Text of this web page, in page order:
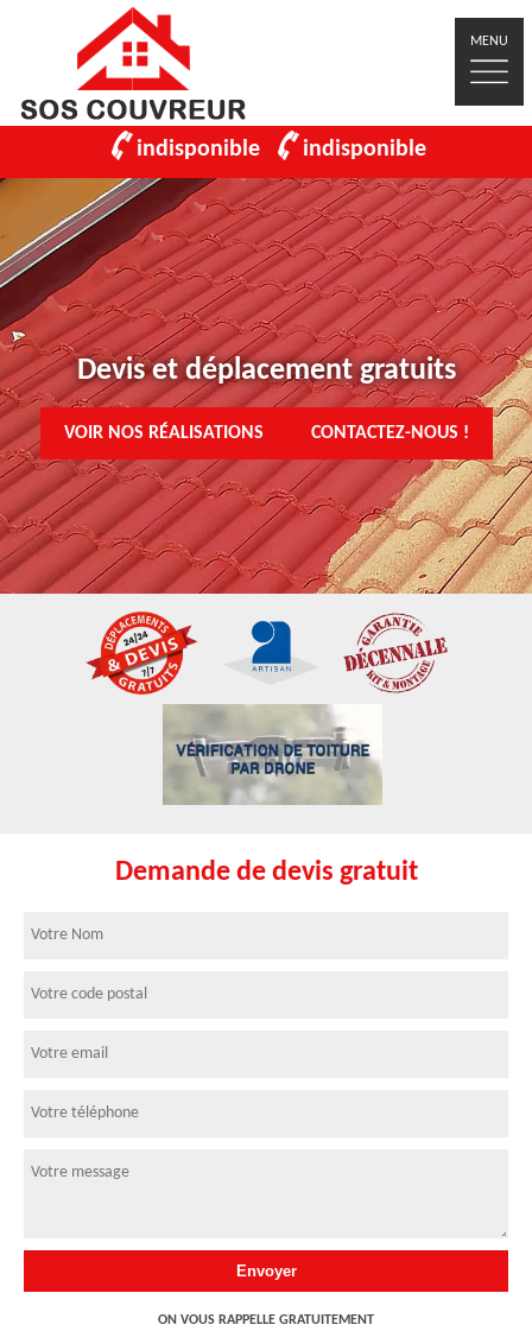
MENU
indisponible indisponible
Devis et déplacement gratuits
VOIR NOS RÉALISATIONS CONTACTEZ-NOUS !
Demande de devis gratuit
ON VOUS RAPPELLE GRATUITEMENT